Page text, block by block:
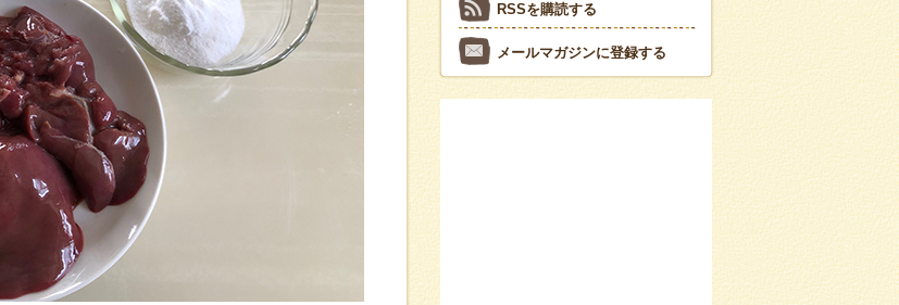
RSSを購読する
メールマガジンに登録する